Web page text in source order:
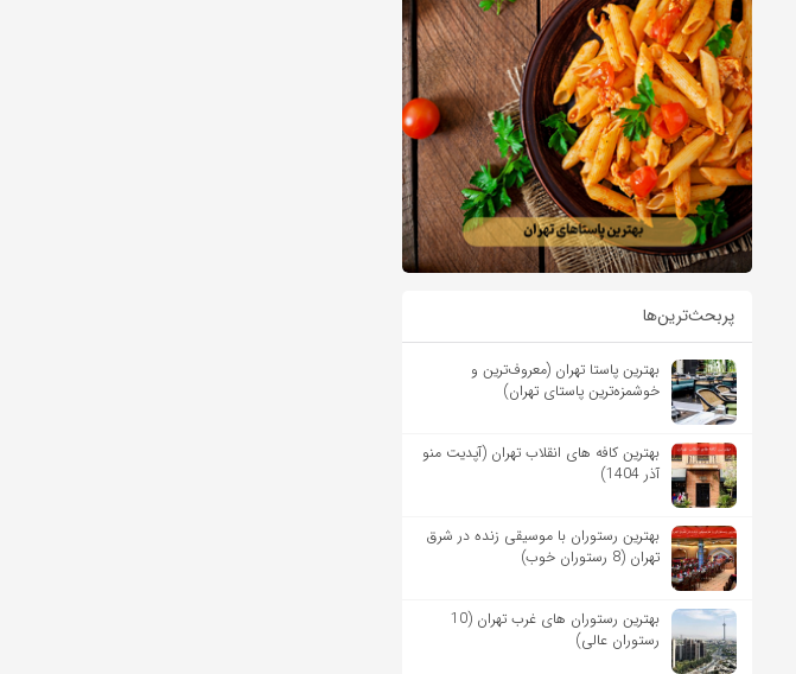
پربحث‌ترین‌ها
بهترین پاستا تهران (معروف‌ترین و
خوشمزه‌ترین پاستای تهران)
بهترین کافه های انقلاب تهران (آپدیت منو
آذر 1404)
بهترین رستوران با موسیقی زنده در شرق
تهران (8 رستوران خوب)
بهترین رستوران های غرب تهران (10
رستوران عالی)